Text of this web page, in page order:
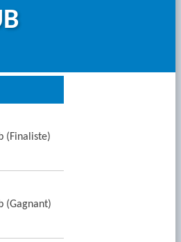
(Finaliste)
(Gagnant)